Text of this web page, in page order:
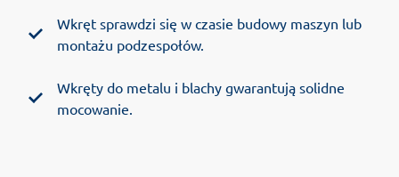
Wkręt sprawdzi się w czasie budowy maszyn lub
montażu podzespołów.
Wkręty do metalu i blachy gwarantują solidne
mocowanie.